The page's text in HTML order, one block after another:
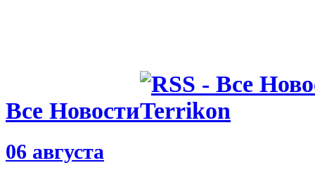
Все Новости
06 августа